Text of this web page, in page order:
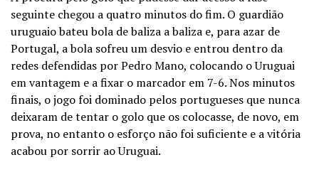
seguinte chegou a quatro minutos do fim. O guardião
uruguaio bateu bola de baliza a baliza e, para azar de
Portugal, a bola sofreu um desvio e entrou dentro da
redes defendidas por Pedro Mano, colocando o Uruguai
em vantagem e a fixar o marcador em 7-6.Nos minutos
finais, o jogo foi dominado pelos portugueses que nunca
deixaram de tentar o golo que os colocasse, de novo, em
prova, no entanto o esforço não foi suficiente e a vitória
acabou por sorrir ao Uruguai.